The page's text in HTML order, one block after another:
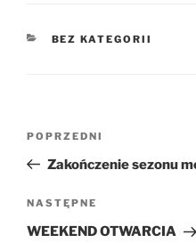
KATEGORIE
BEZ KATEGORII
Poprzedni
wpis
POPRZEDNI
Zakończenie sezonu
Następny
wpis
NASTĘPNE
WEEKEND OTWARCIA